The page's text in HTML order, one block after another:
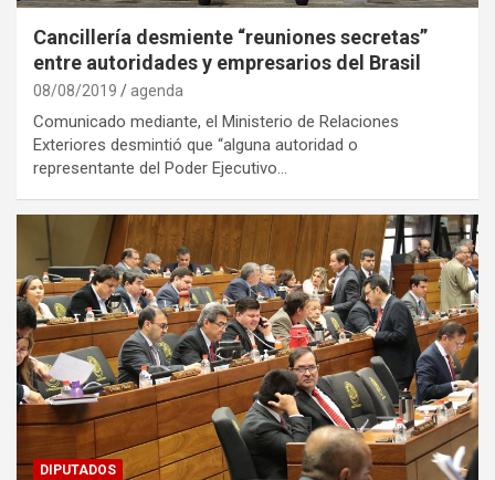
Cancillería desmiente “reuniones secretas”
entre autoridades y empresarios del Brasil
08/08/2019 agenda
Comunicado mediante, el Ministerio de Relaciones
Exteriores desmintió que “alguna autoridad o
representante del Poder Ejecutivo…
DIPUTADOS